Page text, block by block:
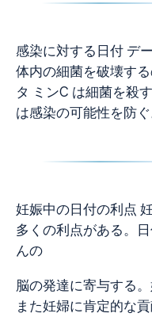
感染に対する日付 デ
体内の細菌を破壊す
タ ミンC は細菌を殺
は感染の可能性を防ぐ
妊娠中の日付の利点
多くの利点がある。
んの
脳の発達に寄与する
また妊婦に肯定的な